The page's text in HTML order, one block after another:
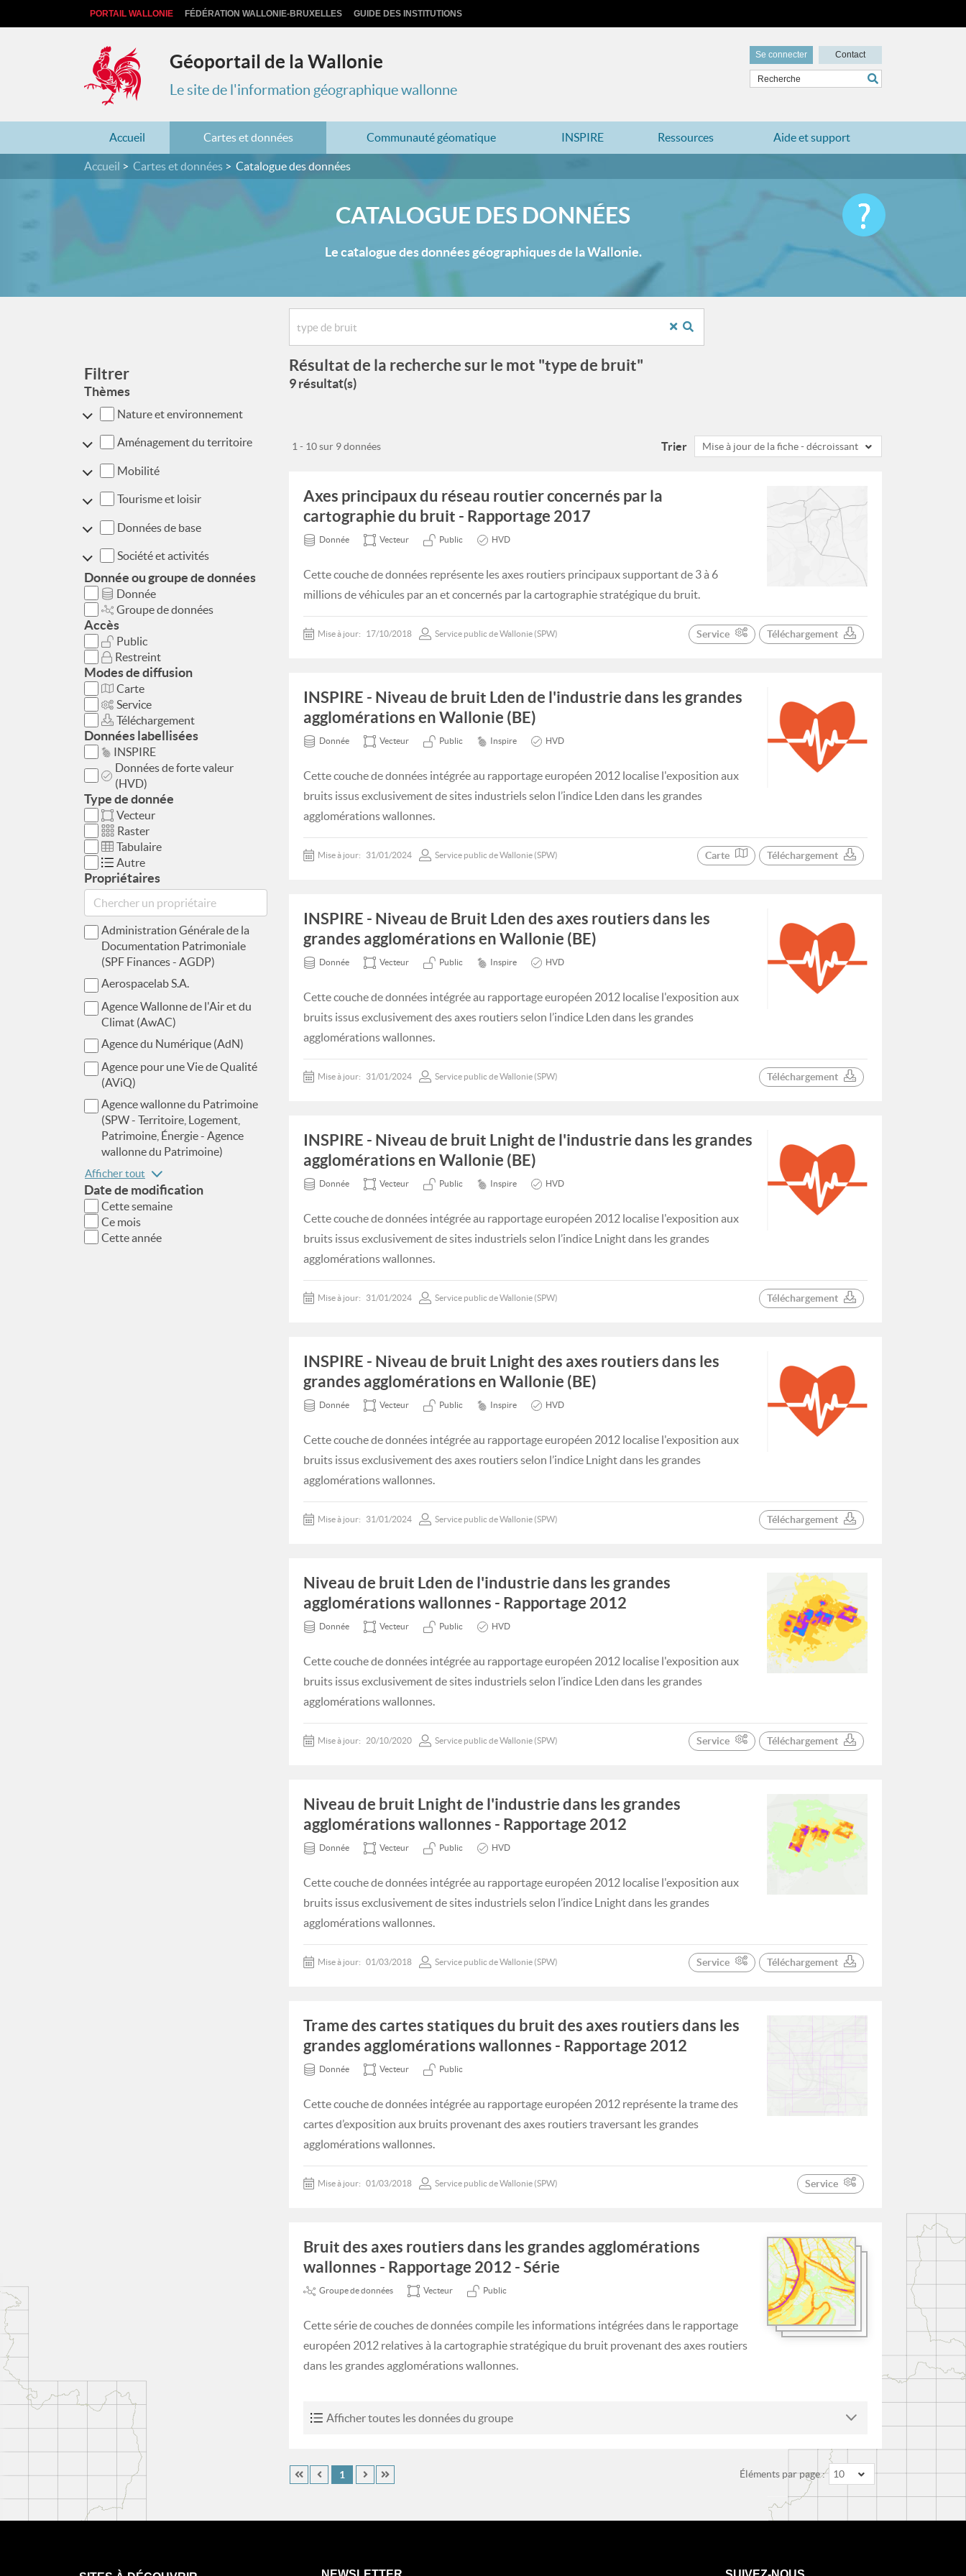
PORTAIL WALLONIE FÉDÉRATION WALLONIE-BRUXELLES GUIDE DES INSTITUTIONS
Géoportail de la Wallonie
Le site de l'information géographique wallonne
Se connecter Contact
Accueil Cartes et données Communauté géomatique INSPIRE Ressources Aide et support
Accueil Cartes et données Catalogue des données
CATALOGUE DES DONNÉES
Le catalogue des données géographiques de la Wallonie.
Filtrer
Thèmes
Nature et environnement
Aménagement du territoire
Mobilité
Tourisme et loisir
Données de base
Société et activités
Donnée ou groupe de données
Donnée
Groupe de données
Accès
Public
Restreint
Modes de diffusion
Carte
Service
Téléchargement
Données labellisées
INSPIRE
Données de forte valeur
(HVD)
Type de donnée
Vecteur
Raster
Tabulaire
Autre
Propriétaires
Administration Générale de la
Documentation Patrimoniale
(SPF Finances - AGDP)
Aerospacelab S.A.
Agence Wallonne de l'Air et du
Climat (AwAC)
Agence du Numérique (AdN)
Agence pour une Vie de Qualité
(AViQ)
Agence wallonne du Patrimoine
(SPW - Territoire, Logement,
Patrimoine, Énergie - Agence
wallonne du Patrimoine)
Afficher tout
Date de modification
Cette semaine
Ce mois
Cette année
Résultat de la recherche sur le mot "type de bruit"
9 résultat(s)
Trier Mise à jour de la fiche - décroissant
1 - 10 sur 9 données
Axes principaux du réseau routier concernés par la
cartographie du bruit - Rapportage 2017
Donnée Vecteur Public HVD
Cette couche de données représente les axes routiers principaux supportant de 3 à 6
millions de véhicules par an et concernés par la cartographie stratégique du bruit.
Mise à jour: 17/10/2018 Service public de Wallonie (SPW) Service Téléchargement
INSPIRE - Niveau de bruit Lden de l'industrie dans les grandes
agglomérations en Wallonie (BE)
Donnée Vecteur Public Inspire HVD
Cette couche de données intégrée au rapportage européen 2012 localise l'exposition aux
bruits issus exclusivement de sites industriels selon l’indice Lden dans les grandes
agglomérations wallonnes.
Mise à jour: 31/01/2024 Service public de Wallonie (SPW) Carte Téléchargement
INSPIRE - Niveau de Bruit Lden des axes routiers dans les
grandes agglomérations en Wallonie (BE)
Donnée Vecteur Public Inspire HVD
Cette couche de données intégrée au rapportage européen 2012 localise l'exposition aux
bruits issus exclusivement des axes routiers selon l’indice Lden dans les grandes
agglomérations wallonnes.
Mise à jour: 31/01/2024 Service public de Wallonie (SPW) Téléchargement
INSPIRE - Niveau de bruit Lnight de l'industrie dans les grandes
agglomérations en Wallonie (BE)
Donnée Vecteur Public Inspire HVD
Cette couche de données intégrée au rapportage européen 2012 localise l'exposition aux
bruits issus exclusivement de sites industriels selon l’indice Lnight dans les grandes
agglomérations wallonnes.
Mise à jour: 31/01/2024 Service public de Wallonie (SPW) Téléchargement
INSPIRE - Niveau de bruit Lnight des axes routiers dans les
grandes agglomérations en Wallonie (BE)
Donnée Vecteur Public Inspire HVD
Cette couche de données intégrée au rapportage européen 2012 localise l'exposition aux
bruits issus exclusivement des axes routiers selon l’indice Lnight dans les grandes
agglomérations wallonnes.
Mise à jour: 31/01/2024 Service public de Wallonie (SPW) Téléchargement
Niveau de bruit Lden de l'industrie dans les grandes
agglomérations wallonnes - Rapportage 2012
Donnée Vecteur Public HVD
Cette couche de données intégrée au rapportage européen 2012 localise l'exposition aux
bruits issus exclusivement de sites industriels selon l’indice Lden dans les grandes
agglomérations wallonnes.
Mise à jour: 20/10/2020 Service public de Wallonie (SPW) Service Téléchargement
Niveau de bruit Lnight de l'industrie dans les grandes
agglomérations wallonnes - Rapportage 2012
Donnée Vecteur Public HVD
Cette couche de données intégrée au rapportage européen 2012 localise l'exposition aux
bruits issus exclusivement de sites industriels selon l’indice Lnight dans les grandes
agglomérations wallonnes.
Mise à jour: 01/03/2018 Service public de Wallonie (SPW) Service Téléchargement
Trame des cartes statiques du bruit des axes routiers dans les
grandes agglomérations wallonnes - Rapportage 2012
Donnée Vecteur Public
Cette couche de données intégrée au rapportage européen 2012 représente la trame des
cartes d’exposition aux bruits provenant des axes routiers traversant les grandes
agglomérations wallonnes.
Mise à jour: 01/03/2018 Service public de Wallonie (SPW) Service
Bruit des axes routiers dans les grandes agglomérations
wallonnes - Rapportage 2012 - Série
Groupe de données Vecteur Public
Cette série de couches de données compile les informations intégrées dans le rapportage
européen 2012 relatives à la cartographie stratégique du bruit provenant des axes routiers
dans les grandes agglomérations wallonnes.
Afficher toutes les données du groupe
Éléments par page : 10
1